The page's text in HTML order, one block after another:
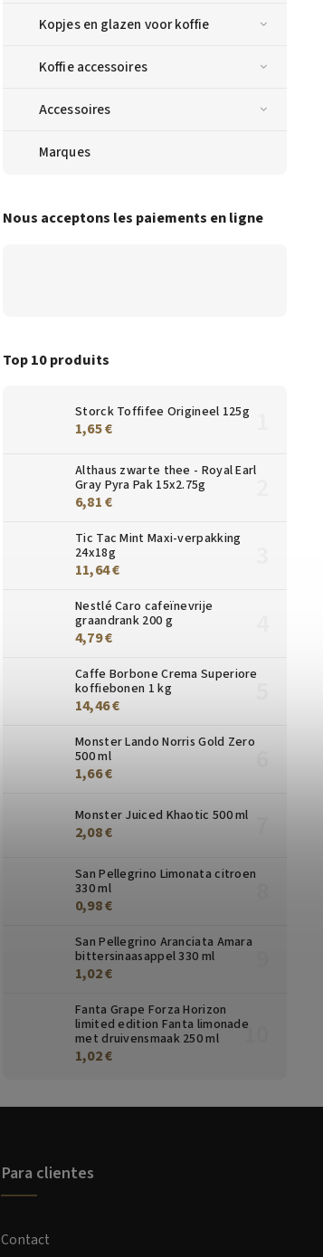
Kopjes en glazen voor koffie
Koffie accessoires
Accessoires
Marques
Nous acceptons les paiements en ligne
Top 10 produits
Storck Toffifee Origineel 125g
1,65 €
Althaus zwarte thee - Royal Earl
Gray Pyra Pak 15x2.75g
6,81 €
Tic Tac Mint Maxi-verpakking
24x18g
11,64 €
Nestlé Caro cafeïnevrije
graandrank 200 g
4,79 €
Caffe Borbone Crema Superiore
koffiebonen 1 kg
14,46 €
Monster Lando Norris Gold Zero
500 ml
1,66 €
Monster Juiced Khaotic 500 ml
2,08 €
San Pellegrino Limonata citroen
330 ml
0,98 €
San Pellegrino Aranciata Amara
bittersinaasappel 330 ml
1,02 €
Fanta Grape Forza Horizon
limited edition Fanta limonade
met druivensmaak 250 ml
1,02 €
Para clientes
Contact